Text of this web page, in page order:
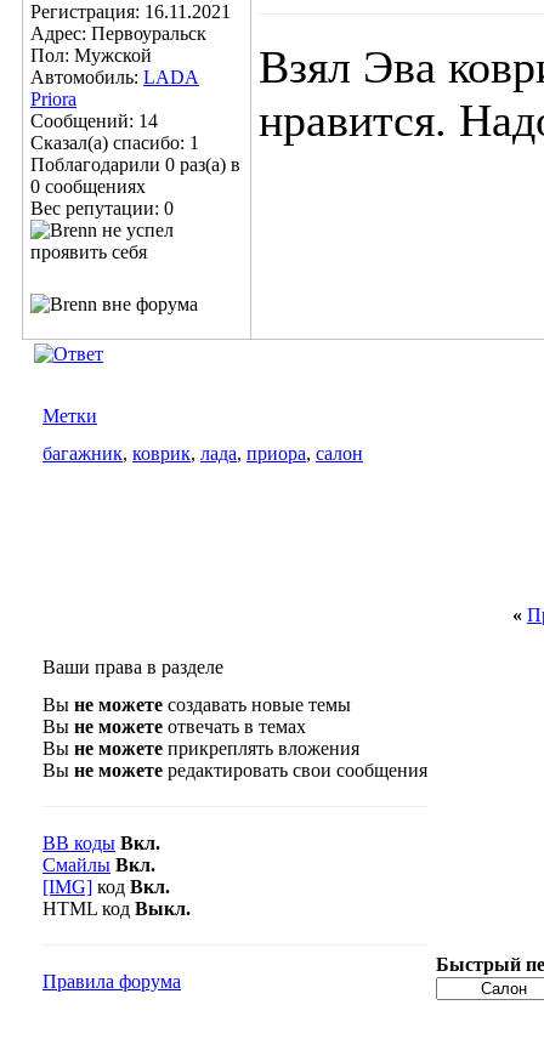
Регистрация: 16.11.2021
Адрес: Первоуральск
Пол: Мужской
Автомобиль: LADA
Priora
Сообщений: 14
Сказал(а) спасибо: 1
Поблагодарили 0 раз(а) в
0 сообщениях
Вес репутации: 0
Взял Эва
нравится.
Метки
багажник, коврик, лада, приора, салон
«
Ваши права в разделе
Вы не можете создавать новые темы
Вы не можете отвечать в темах
Вы не можете прикреплять вложения
Вы не можете редактировать свои сообщения
BB коды Вкл.
Смайлы Вкл.
[IMG] код Вкл.
HTML код Выкл.
Правила форума
Быстрый